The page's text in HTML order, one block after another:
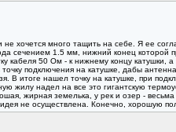
хочется много тащить на себе. Я ее
сечением 1.5 мм, нижний конец которой
кабеля 50 Ом - к нижнему концу катушки,
подключения на катушке, дабы
В итоге нашел точку на катушке, при
жилу надел на все это гигантскую
жирная земелька, у рек и озер -
не осуществлена. Конечно, хорошую